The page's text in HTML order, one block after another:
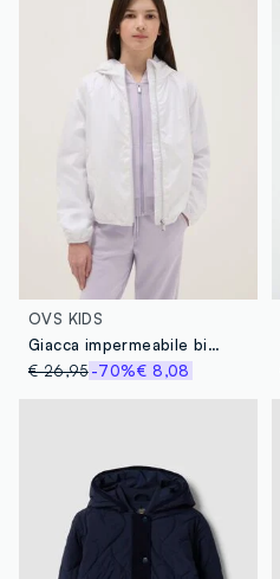
OVS KIDS
Giacca impermeabile bianca con cappuccio da ragazza regular fit
€ 26,95-70%€ 8,08